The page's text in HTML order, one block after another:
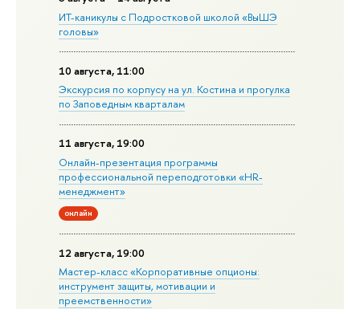
ИТ-каникулы с Подростковой школой «ВыШЭ
головы»
10 августа, 11:00
Экскурсия по корпусу на ул. Костина и прогулка
по Заповедным кварталам
11 августа, 19:00
Онлайн-презентация программы
профессиональной переподготовки «HR-
менеджмент»
онлайн
12 августа, 19:00
Мастер-класс «Корпоративные опционы:
инструмент защиты, мотивации и
преемственности»